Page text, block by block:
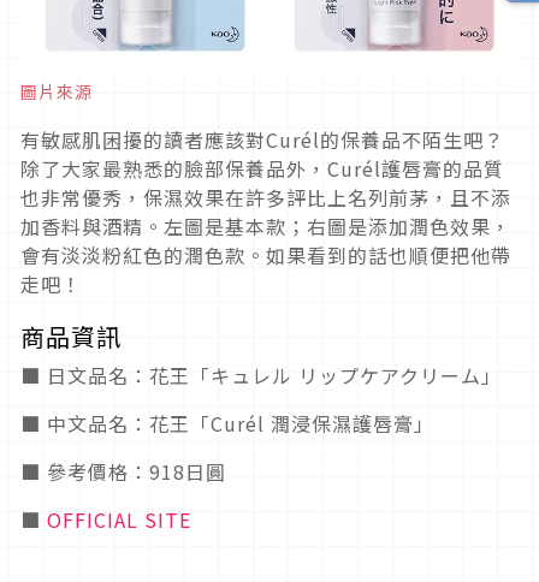
圖片來源
有敏感肌困擾的讀者應該對Curél的保養品不陌生吧？
除了大家最熟悉的臉部保養品外，Curél護唇膏的品質
也非常優秀，保濕效果在許多評比上名列前茅，且不添
加香料與酒精。左圖是基本款；右圖是添加潤色效果，
會有淡淡粉紅色的潤色款。如果看到的話也順便把他帶
走吧！
商品資訊
■ 日文品名：花王「キュレル リップケアクリーム」
■ 中文品名：花王「Curél 潤浸保濕護唇膏」
■ 參考價格：918日圓
■ OFFICIAL SITE